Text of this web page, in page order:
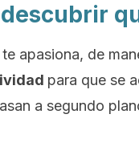
apasiona, de
para que se
a segundo